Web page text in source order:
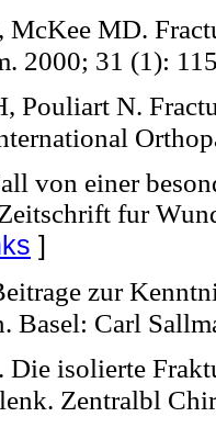
McKee MD.
2000; 31 (1):
Pouliart N.
von einer
fur
]
zur
Basel: Carl
Die isolierte
Zentralbl